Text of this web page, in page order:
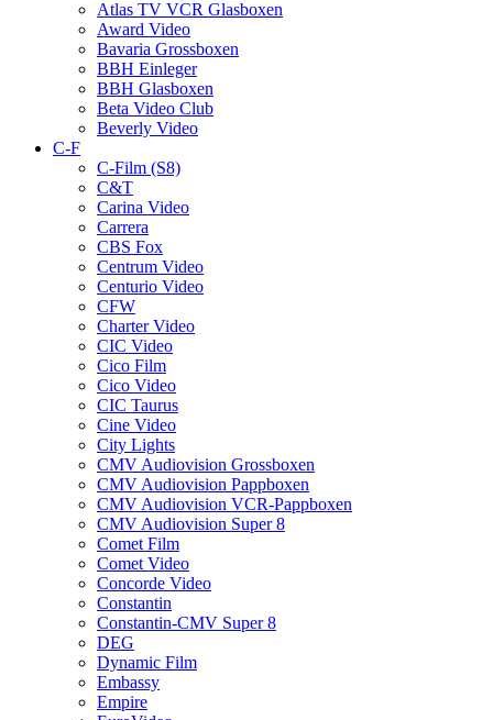
Atlas TV VCR Glasboxen
Award Video
Bavaria Grossboxen
BBH Einleger
BBH Glasboxen
Beta Video Club
Beverly Video
C-F
C-Film (S8)
C&T
Carina Video
Carrera
CBS Fox
Centrum Video
Centurio Video
CFW
Charter Video
CIC Video
Cico Film
Cico Video
CIC Taurus
Cine Video
City Lights
CMV Audiovision Grossboxen
CMV Audiovision Pappboxen
CMV Audiovision VCR-Pappboxen
CMV Audiovision Super 8
Comet Film
Comet Video
Concorde Video
Constantin
Constantin-CMV Super 8
DEG
Dynamic Film
Embassy
Empire